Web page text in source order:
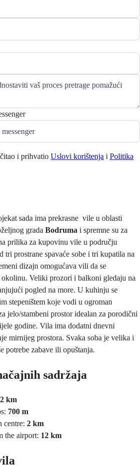
i prihvatio Uslovi korištenja i Politika
sada ima prekrasne vile u oblasti
grada Bodruma i spremne su za
prilika za kupovinu vile u području
tri prostrane spavaće sobe i tri kupatila na
dizajn omogućava vili da se
Veliki prozori i balkoni gledaju na
pogled na more. U kuhinju se
stepeništem koje vodi u ogroman
jelo/stambeni prostor idealan za porodični
godine. Vila ima dodatni dnevni
mirnijeg prostora. Svaka soba je velika i
potrebe zabave ili opuštanja.
sadržaja
2 km
700 m
centre: 2 km
the airport: 12 km